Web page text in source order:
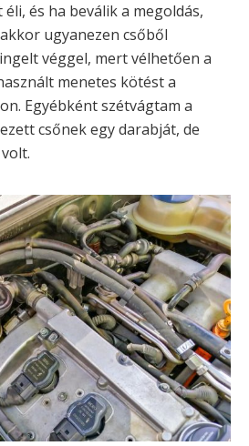
és ha beválik a megoldás,
ugyanezen csőből
véggel, mert vélhetően a
menetes kötést a
Egyébként szétvágtam a
csőnek egy darabját, de